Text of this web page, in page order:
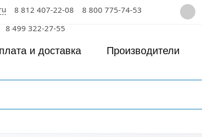
8 812 407-22-08
8 800 775-74-53
8 499 322-27-55
и доставка Производители